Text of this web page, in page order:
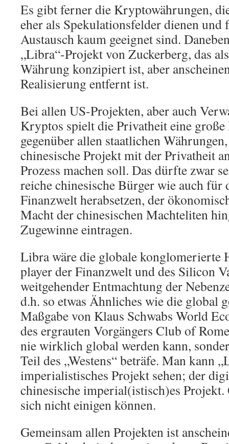
Es gibt ferner die Kryptowährungen,
eher als Spekulationsfelder dienen
Austausch kaum geeignet sind.
„Libra“-Projekt von Zuckerberg, das
Währung konzipiert ist, aber
Realisierung entfernt ist.
Bei allen US-Projekten, aber auch
Kryptos spielt die Privatheit eine
gegenüber allen staatlichen
chinesische Projekt mit der Privatheit
Prozess machen soll. Das dürfte zwar
reiche chinesische Bürger wie auch für
Finanzwelt herabsetzen, der
Macht der chinesischen Machteliten
Zugewinne eintragen.
Libra wäre die globale konglomerierte
player der Finanzwelt und des Silicon
weitgehender Entmachtung der
d.h. so etwas Ähnliches wie die global
Maßgabe von Klaus Schwabs World
des ergrauten Vorgängers Club of
nie wirklich global werden kann,
Teil des „Westens“ beträfe. Man kann
imperialistisches Projekt sehen; der
chinesische imperial(istisch)es Projekt.
sich nicht einigen können.
Gemeinsam allen Projekten ist